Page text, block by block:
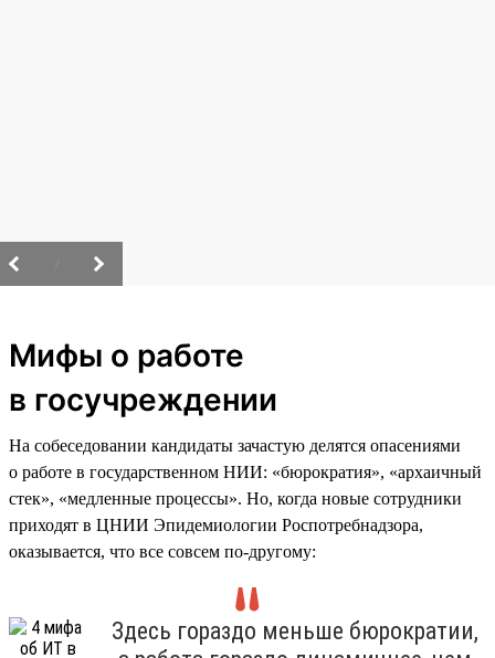
Мифы о работе
в госучреждении
На собеседовании кандидаты зачастую делятся опасениями
о работе в государственном НИИ: «бюрократия», «архаичный
стек», «медленные процессы». Но, когда новые сотрудники
приходят в ЦНИИ Эпидемиологии Роспотребнадзора,
оказывается, что все совсем по-другому:
Здесь гораздо меньше бюрократии,